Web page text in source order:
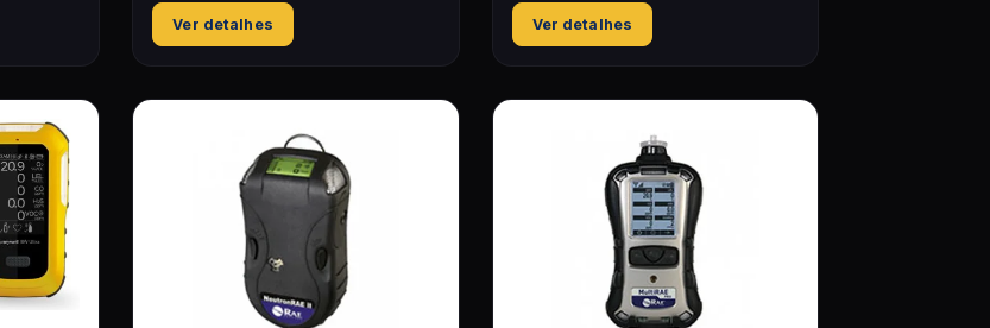
Ver detalhes Ver detalhes